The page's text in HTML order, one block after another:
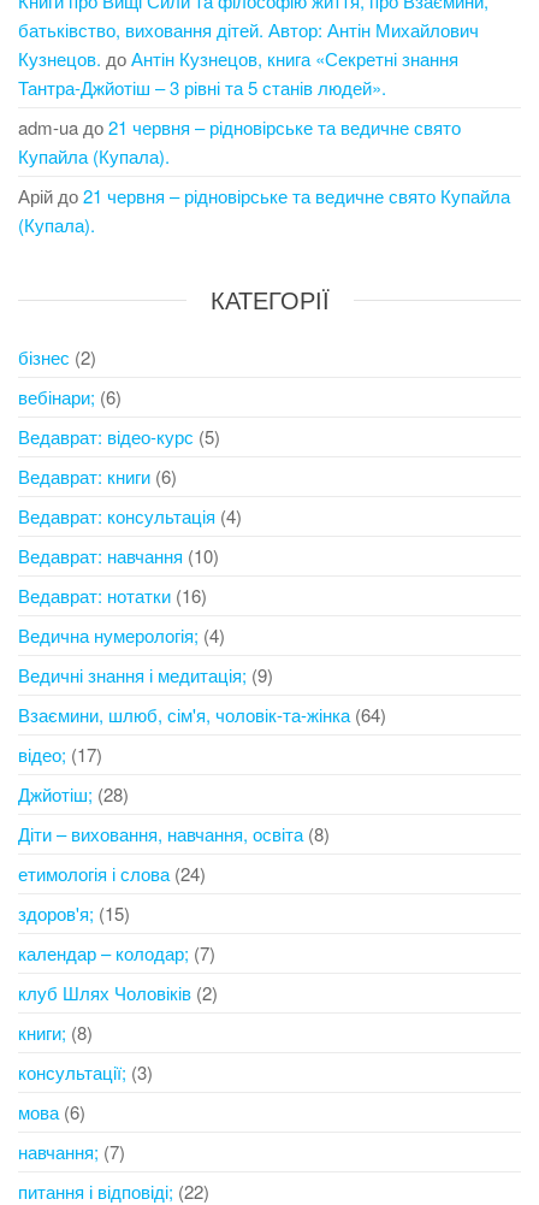
батьківство, виховання дітей. Автор: Антін Михайлович
Кузнецов. доАнтін Кузнецов, книга «Секретні знання
Тантра-Джйотіш – 3 рівні та 5 станів людей».
adm-ua до21 червня – рідновірське та ведичне свято
Купайла (Купала).
Арій до21 червня – рідновірське та ведичне свято Купайла
(Купала).
КАТЕГОРІЇ
бізнес (2)
вебінари; (6)
Ведаврат: відео-курс (5)
Ведаврат: книги (6)
Ведаврат: консультація (4)
Ведаврат: навчання (10)
Ведаврат: нотатки (16)
Ведична нумерологія; (4)
Ведичні знання і медитація; (9)
Взаємини, шлюб, сім'я, чоловік-та-жінка (64)
відео; (17)
Джйотіш; (28)
Діти – виховання, навчання, освіта (8)
етимологія і слова (24)
здоров'я; (15)
календар – колодар; (7)
клуб Шлях Чоловіків (2)
книги; (8)
консультації; (3)
мова (6)
навчання; (7)
питання і відповіді; (22)